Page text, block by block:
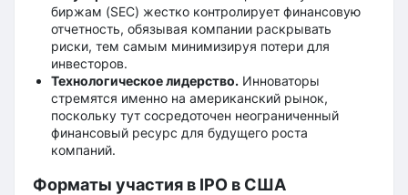
биржам (SEC) жестко контролирует финансовую
отчетность, обязывая компании раскрывать
риски, тем самым минимизируя потери для
инвесторов.
Технологическое лидерство. Инноваторы
стремятся именно на американский рынок,
поскольку тут сосредоточен неограниченный
финансовый ресурс для будущего роста
компаний.
Форматы участия в IPO в США